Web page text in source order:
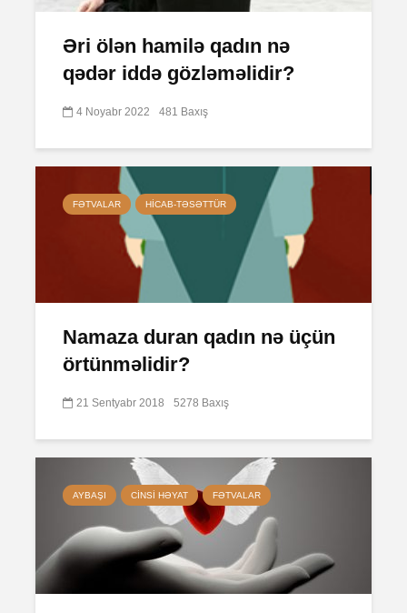
Əri ölən hamilə qadın nə
qədər iddə gözləməlidir?
4 Noyabr 2022 481 Baxış
FƏTVALAR HICAB-TƏSƏTTÜR
Namaza duran qadın nə üçün
örtünməlidir?
21 Sentyabr 2018 5278 Baxış
AYBAŞI CINSI HƏYAT FƏTVALAR